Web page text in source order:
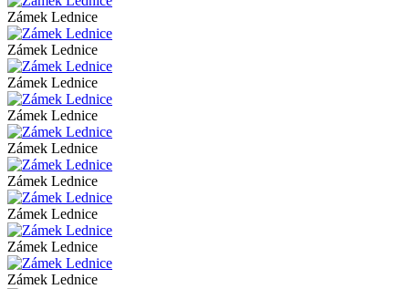
Zámek Lednice
Zámek Lednice
Zámek Lednice
Zámek Lednice
Zámek Lednice
Zámek Lednice
Zámek Lednice
Zámek Lednice
Zámek Lednice